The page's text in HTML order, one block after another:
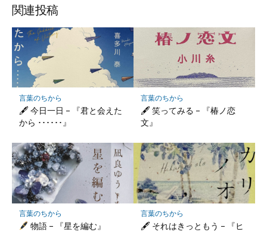
ア
マ
ー
ク
に
保
存
関連投稿
言葉のちから
🖋 今日一日 – 『君と会えた
から ･･････』
言葉のちから
🖋 笑ってみる – 『椿ノ恋
文』
言葉のちから
物語 – 『星を編む』
言葉のちから
🖋 それはきっともう – 『ヒ